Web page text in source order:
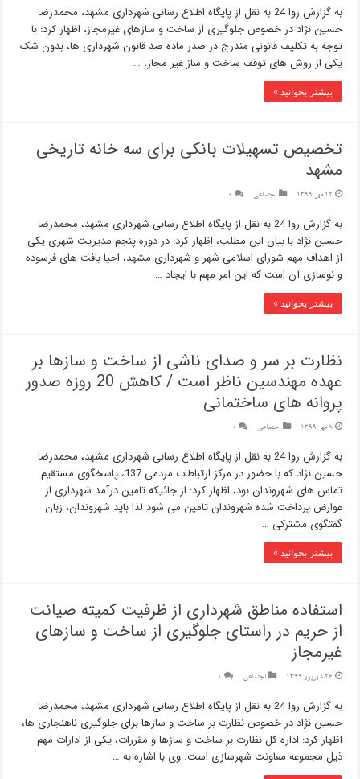
به گزارش روا 24 به نقل از پایگاه اطلاع رسانی شهرداری مشهد، محمدرضا
حسین نژاد در خصوص جلوگیری از ساخت و سازهای غیرمجاز، اظهار کرد: با
توجه به تکلیف قانونی مندرج در صدر ماده صد قانون شهرداری ها، بدون شک
یکی از روش های توقف ساخت و ساز غیر مجاز، …
بیشتر بخوانید »
تخصیص تسهیلات بانکی برای سه خانه تاریخی
مشهد
12 مهر 1399 اجتماعی 0
به گزارش روا 24 به نقل از پایگاه اطلاع رسانی شهرداری مشهد، محمدرضا
حسین نژاد با بیان این مطلب، اظهار کرد: در دوره پنجم مدیریت شهری یکی
از اهداف مهم شورای اسلامی شهر و شهرداری مشهد، احیا بافت های فرسوده
و نوسازی آن است که این امر مهم با ایجاد …
بیشتر بخوانید »
نظارت بر سر و صدای ناشی از ساخت و سازها بر
عهده مهندسین ناظر است / کاهش 20 روزه صدور
پروانه های ساختمانی
8 مهر 1399 اجتماعی 0
به گزارش روا 24 به نقل از پایگاه اطلاع رسانی شهرداری مشهد، محمدرضا
حسین نژاد که با حضور در مرکز ارتباطات مردمی 137، پاسخگوی مستقیم
تماس های شهروندان بود، اظهار کرد: از جائیکه تامین درآمد شهرداری از
عوارض پرداخت شده شهروندان تامین می شود لذا باید شهروندان، زبان
گفتگوی مشترکی …
بیشتر بخوانید »
استفاده مناطق شهرداری از ظرفیت کمیته صیانت
از حریم در راستای جلوگیری از ساخت و سازهای
غیرمجاز
26 شهریور 1399 اجتماعی 0
به گزارش روا 24 به نقل از پایگاه اطلاع رسانی شهرداری مشهد، محمدرضا
حسین نژاد در خصوص نظارت بر ساخت و سازها برای جلوگیری ناهنجاری ها،
اظهار کرد: اداره کل نظارت بر ساخت و سازها و مقررات، یکی از ادارات مهم
ذیل مجموعه معاونت شهرسازی است. وی با اشاره به …